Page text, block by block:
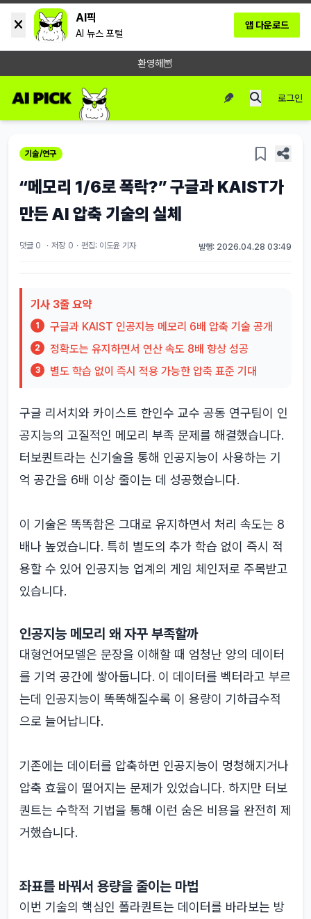
AI픽
AI 뉴스 포털
앱 다운로드
환영해🦉
로그인
기술/연구
“메모리 1/6로 폭락?” 구글과 KAIST가
만든 AI 압축 기술의 실체
댓글 0 · 저장 0 · 편집: 이도윤 기자 발행: 2026.04.28 03:49
기사 3줄 요약
1 구글과 KAIST 인공지능 메모리 6배 압축 기술 공개
2 정확도는 유지하면서 연산 속도 8배 향상 성공
3 별도 학습 없이 즉시 적용 가능한 압축 표준 기대
구글 리서치와 카이스트 한인수 교수 공동 연구팀이 인
공지능의 고질적인 메모리 부족 문제를 해결했습니다.
터보퀀트라는 신기술을 통해 인공지능이 사용하는 기
억 공간을 6배 이상 줄이는 데 성공했습니다.
이 기술은 똑똑함은 그대로 유지하면서 처리 속도는 8
배나 높였습니다. 특히 별도의 추가 학습 없이 즉시 적
용할 수 있어 인공지능 업계의 게임 체인저로 주목받고
있습니다.
인공지능 메모리 왜 자꾸 부족할까
대형언어모델은 문장을 이해할 때 엄청난 양의 데이터
를 기억 공간에 쌓아둡니다. 이 데이터를 벡터라고 부르
는데 인공지능이 똑똑해질수록 이 용량이 기하급수적
으로 늘어납니다.
기존에는 데이터를 압축하면 인공지능이 멍청해지거나
압축 효율이 떨어지는 문제가 있었습니다. 하지만 터보
퀀트는 수학적 기법을 통해 이런 숨은 비용을 완전히 제
거했습니다.
좌표를 바꿔서 용량을 줄이는 마법
이번 기술의 핵심인 폴라퀀트는 데이터를 바라보는 방